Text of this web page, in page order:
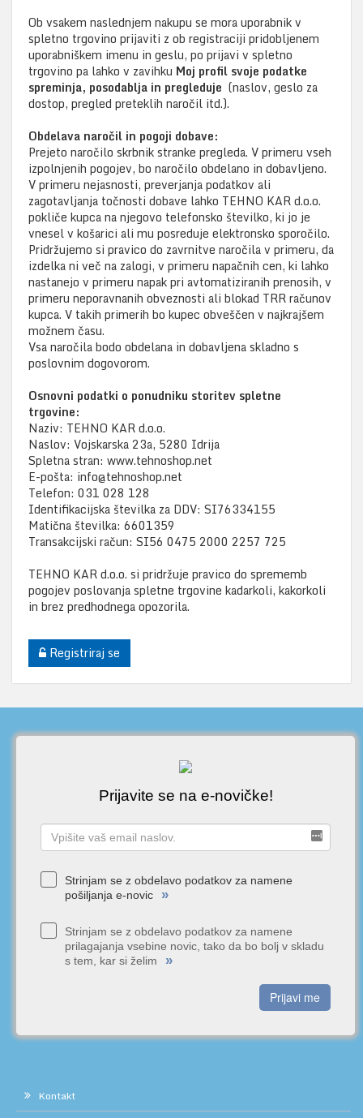
Ob vsakem naslednjem nakupu se mora uporabnik v
spletno trgovino prijaviti z ob registraciji pridobljenem
uporabniškem imenu in geslu, po prijavi v spletno
trgovino pa lahko v zavihku Moj profil svoje podatke
spreminja, posodablja in pregleduje (naslov, geslo za
dostop, pregled preteklih naročil itd.).
Obdelava naročil in pogoji dobave:
Prejeto naročilo skrbnik stranke pregleda. V primeru vseh
izpolnjenih pogojev, bo naročilo obdelano in dobavljeno.
V primeru nejasnosti, preverjanja podatkov ali
zagotavljanja točnosti dobave lahko TEHNO KAR d.o.o.
pokliče kupca na njegovo telefonsko številko, ki jo je
vnesel v košarici ali mu posreduje elektronsko sporočilo.
Pridržujemo si pravico do zavrnitve naročila v primeru, da
izdelka ni več na zalogi, v primeru napačnih cen, ki lahko
nastanejo v primeru napak pri avtomatiziranih prenosih, v
primeru neporavnanih obveznosti ali blokad TRR računov
kupca. V takih primerih bo kupec obveščen v najkrajšem
možnem času.
Vsa naročila bodo obdelana in dobavljena skladno s
poslovnim dogovorom.
Osnovni podatki o ponudniku storitev spletne
trgovine:
Naziv: TEHNO KAR d.o.o.
Naslov: Vojskarska 23a, 5280 Idrija
Spletna stran: www.tehnoshop.net
E-pošta: info@tehnoshop.net
Telefon: 031 028 128
Identifikacijska številka za DDV: SI76334155
Matična številka: 6601359
Transakcijski račun: SI56 0475 2000 2257 725
TEHNO KAR d.o.o. si pridržuje pravico do sprememb
pogojev poslovanja spletne trgovine kadarkoli, kakorkoli
in brez predhodnega opozorila.
Registriraj se
Prijavite se na e-novičke!
Strinjam se z obdelavo podatkov za namene
pošiljanja e-novic
»
Strinjam se z obdelavo podatkov za namene
prilagajanja vsebine novic, tako da bo bolj v skladu
s tem, kar si želim
»
Prijavi me
Kontakt